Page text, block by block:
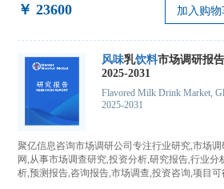
￥ 23600 加入购物
风味乳饮料市场调研报
2025-2031
Flavored Milk Drink Market,
2025-2031
聚亿信息咨询市场调研公司专注行业研究,市场
网,从事市场调查研究,投资分析,研究报告,行业
析,预测报告,咨询报告,市场调查,投资咨询,项目